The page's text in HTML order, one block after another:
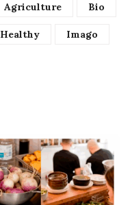
Agriculture Bio
Healthy Imago